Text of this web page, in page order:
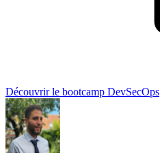
Découvrir le bootcamp DevSecOps